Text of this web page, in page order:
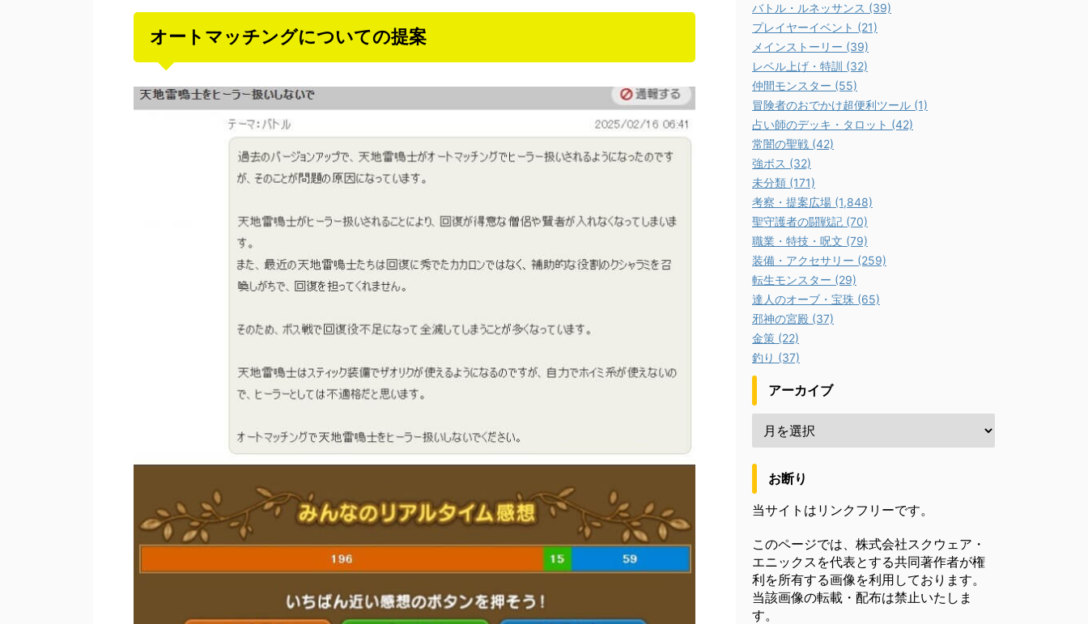
オートマッチングについての提案
バトル・ルネッサンス (39)
プレイヤーイベント (21)
メインストーリー (39)
レベル上げ・特訓 (32)
仲間モンスター (55)
冒険者のおでかけ超便利ツール (1)
占い師のデッキ・タロット (42)
常闇の聖戦 (42)
強ボス (32)
未分類 (171)
考察・提案広場 (1,848)
聖守護者の闘戦記 (70)
職業・特技・呪文 (79)
装備・アクセサリー (259)
転生モンスター (29)
達人のオーブ・宝珠 (65)
邪神の宮殿 (37)
金策 (22)
釣り (37)
アーカイブ
お断り
当サイトはリンクフリーです。
このページでは、株式会社スクウェア・
エニックスを代表とする共同著作者が権
利を所有する画像を利用しております。
当該画像の転載・配布は禁止いたしま
す。